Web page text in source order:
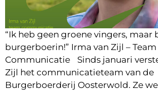
“Ik heb geen groene vingers, maar
burgerboerin!” Irma van Zijl – Team
Communicatie Sinds januari
Zijl het communicatieteam van de
Burgerboerderij Oosterwold. Ze